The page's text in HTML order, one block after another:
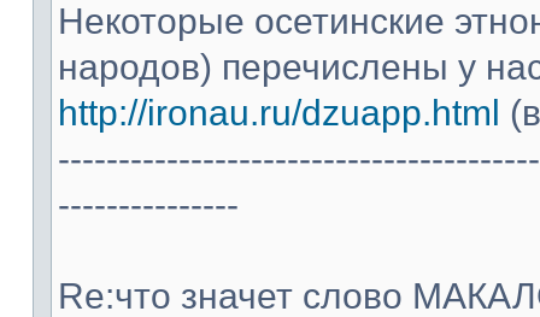
Некоторые осетинские
народов) перечислены у
http://ironau.ru/dzuapp.html
---------------
Re:что значет слово